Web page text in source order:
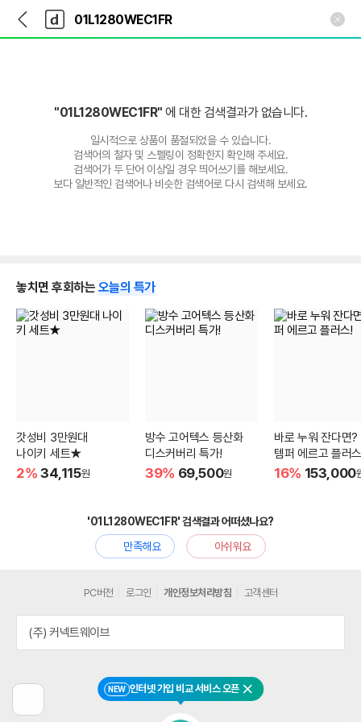
다
나
와
가
다
와
"01L1280WEC1FR" 에 대한 검색결과가 없습니다.
일시적으로 상품이 품절되었을 수 있습니다.
검색어의 철자 및 스펠링이 정확한지 확인해 주세요.
검색어가 두 단어 이상일 경우 띄어쓰기를 해보세요.
보다 일반적인 검색어나 비슷한 검색어로 다시 검색해 보세요.
놓치면 후회하는 오늘의 특가
갓성비 3만원대
나이키 세트★
2% 34,115원
방수 고어텍스 등산화
디스커버리 특가!
39% 69,500원
바로 누워 잔다면?
템퍼 에르고 플러
16% 153,000
'01L1280WEC1FR' 검색결과 어떠셨나요?
만족해요
아쉬워요
전
NEW 인터넷 가입 비교 서비스 오픈 닫기
PC버전 로그인 개인정보처리방침 고객센터
(주) 커넥트웨이브